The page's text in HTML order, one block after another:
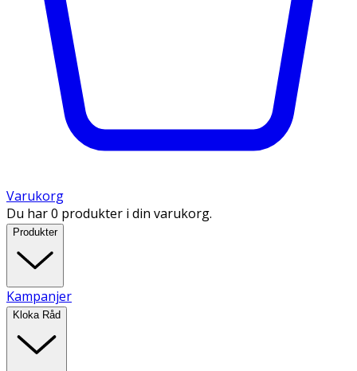
Varukorg
Du har 0 produkter i din varukorg.
Produkter
Kampanjer
Kloka Råd